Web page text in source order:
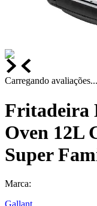
Carregando avaliações...
Fritadeira
Oven 12L
Super
Marca:
Gallant